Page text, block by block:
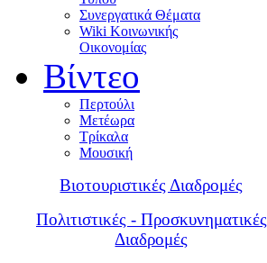
Συνεργατικά Θέματα
Wiki Κοινωνικής
Οικονομίας
Βίντεο
Περτούλι
Μετέωρα
Τρίκαλα
Μουσική
Βιοτουριστικές Διαδρομές
Πολιτιστικές - Προσκυνηματικές
Διαδρομές